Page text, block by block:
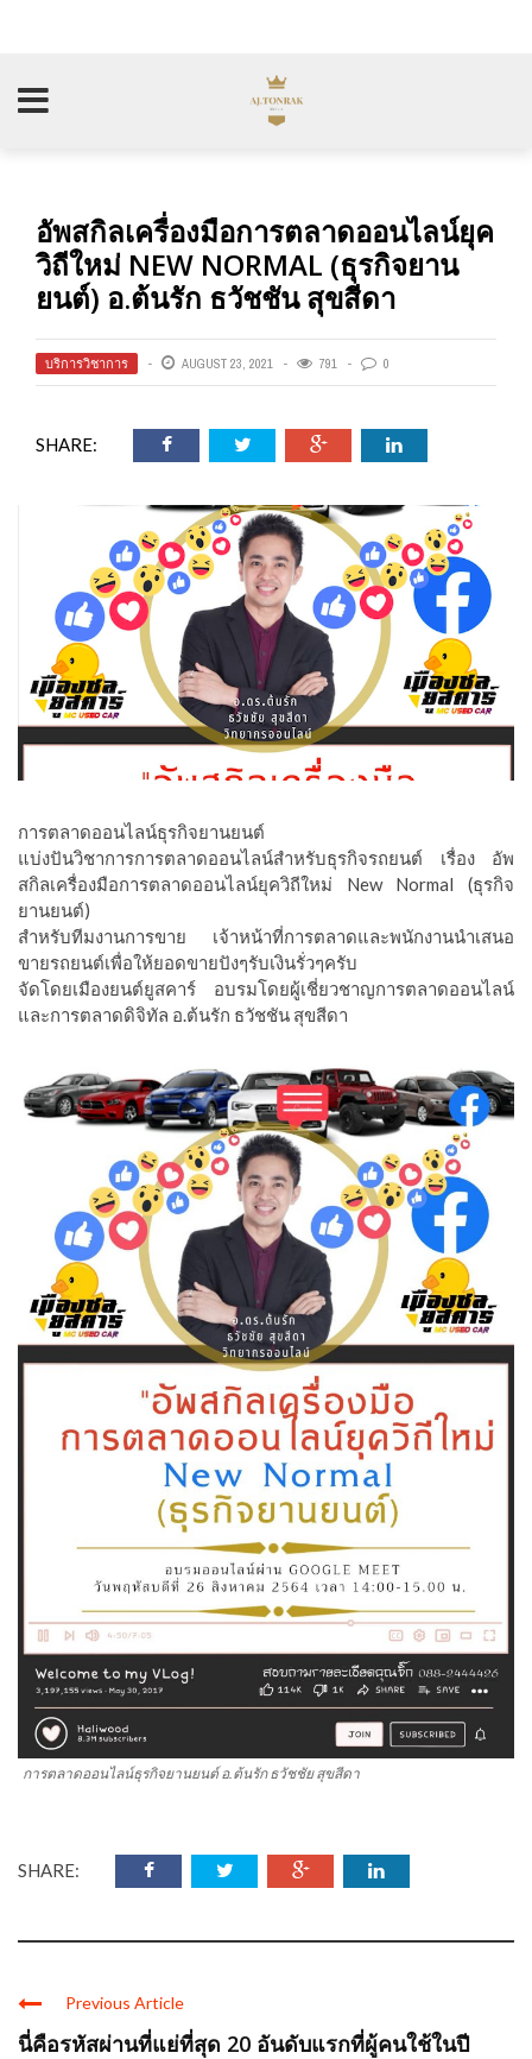
อัพสกิลเครื่องมือการตลาดออนไลน์ยุค
วิถีใหม่ NEW NORMAL (ธุรกิจยาน
ยนต์) อ.ต้นรัก ธวัชชัน สุขสีดา
บริการวิชาการ AUGUST 23, 2021 791 0
SHARE:
การตลาดออนไลน์ธุรกิจยานยนต์
แบ่งปันวิชาการการตลาดออนไลน์สำหรับธุรกิจรถยนต์ เรื่อง อัพ
สกิลเครื่องมือการตลาดออนไลน์ยุควิถีใหม่ New Normal (ธุรกิจ
ยานยนต์)
สำหรับทีมงานการขาย เจ้าหน้าที่การตลาดและพนักงานนำเสนอ
ขายรถยนต์เพื่อให้ยอดขายปังๆรับเงินรั่วๆครับ
จัดโดยเมืองยนต์ยูสคาร์ อบรมโดยผู้เชี่ยวชาญการตลาดออนไลน์
และการตลาดดิจิทัล อ.ต้นรัก ธวัชชัน สุขสีดา
การตลาดออนไลน์ธุรกิจยานยนต์ อ.ต้นรัก ธวัชชัย สุขสีดา
SHARE:
Previous Article
นี่คือรหัสผ่านที่แย่ที่สุด 20 อันดับแรกที่ผู้คนใช้ในปี